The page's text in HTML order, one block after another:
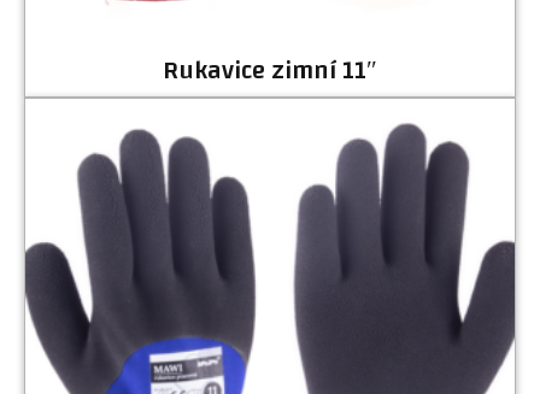
Rukavice zimní 11″